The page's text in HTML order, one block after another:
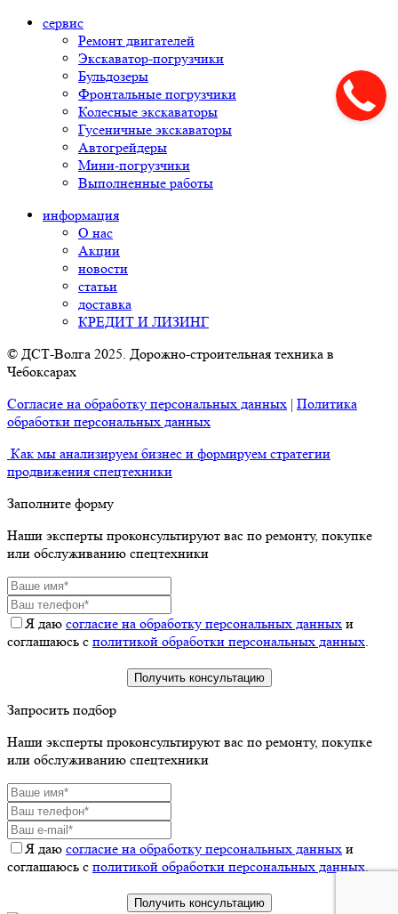
сервис
Ремонт двигателей
Экскаватор-погрузчики
Бульдозеры
Фронтальные погрузчики
Колесные экскаваторы
Гусеничные экскаваторы
Автогрейдеры
Мини-погрузчики
Выполненные работы
информация
О нас
Акции
новости
статьи
доставка
КРЕДИТ И ЛИЗИНГ
© ДСТ-Волга 2025. Дорожно-строительная техника в
Чебоксарах
Согласие на обработку персональных данных | Политика
обработки персональных данных
Как мы анализируем бизнес и формируем стратегии
продвижения спецтехники
Заполните форму
Наши эксперты проконсультируют вас по ремонту, покупке
или обслуживанию спецтехники
Я даю согласие на обработку персональных данных и
соглашаюсь с политикой обработки персональных данных.
Запросить подбор
Наши эксперты проконсультируют вас по ремонту, покупке
или обслуживанию спецтехники
Я даю согласие на обработку персональных данных и
соглашаюсь с политикой обработки персональных данных.